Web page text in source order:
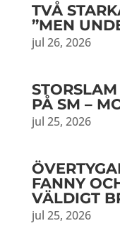
TVÅ
”MEN
jul 26, 2026
PÅ SM –
jul 25, 2026
FANNY
VÄLDIGT
jul 25, 2026